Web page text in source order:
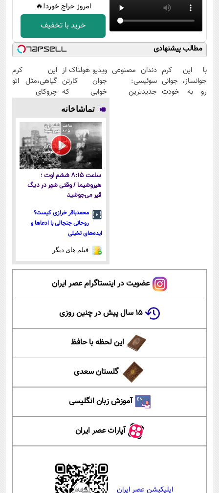
امروز حراج خورد!🔥
خرید با تخفیف
مطالب پیشنهادی
با این کرم
جوانساز، جوانی
رو به خودت
دندان مصنوعی
سوئیسی:
جدیدترین
ویدیو هولناک از
جوان کارتن
خوابی که
میلیاردر شد.
آموزش رایگان
این کرم
گیاهی،مثل اتو
چروکای
تماشاخانه
ساعت ۸:۱۵ ششم اوت ؛
هیروشیما / وقتی شهر در دیگ
قیر می‌جوشید
محمدباقر خرازی کیست؟
روحانی جنجالی با ادعاها و
ایده‌های تخیلی
فیلم های دیگر
عضویت در اینستاگرام عصر ایران
۱۵ سال پیش در چنین روزی
این لحظه با حافظ
گلستان سعدی
آموزش زبان انگلیسی
آپارات عصر ایران
اپلیکیشن عصر ایران